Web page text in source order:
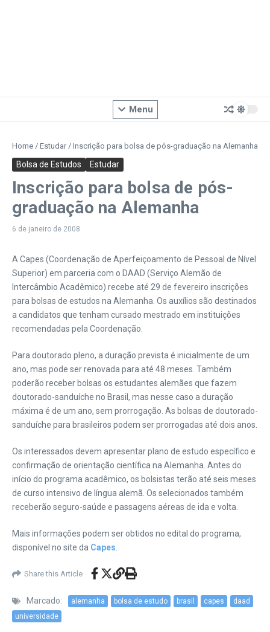
Menu
Home / Estudar / Inscrição para bolsa de pós-graduação na Alemanha
Bolsa de Estudos Estudar
Inscrição para bolsa de pós-
graduação na Alemanha
6 de janeiro de 2008
A Capes (Coordenação de Aperfeiçoamento de Pessoal de Nível
Superior) em parceria com o DAAD (Serviço Alemão de
Intercâmbio Acadêmico) recebe até 29 de fevereiro inscrições
para bolsas de estudos na Alemanha. Os auxílios são destinados
a candidatos que tenham cursado mestrado em instituições
recomendadas pela Coordenação.
Para doutorado pleno, a duração prevista é inicialmente de um
ano, mas pode ser renovada para até 48 meses. Também
poderão receber bolsas os estudantes alemães que fazem
doutorado-sanduíche no Brasil, mas nesse caso a duração
máxima é de um ano, sem prorrogação. As bolsas de doutorado-
sanduíche para brasileiros podem ser prorrogadas até dois anos.
Os interessados devem apresentar plano de estudo específico e
confirmação de orientação científica na Alemanha. Antes do
início do programa acadêmico, os bolsistas terão até seis meses
de curso intensivo de língua alemã. Os selecionados também
receberão seguro-saúde e passagens aéreas de ida e volta.
Mais informações podem ser obtidos no edital do programa,
disponível no site da Capes
Share this Article
Marcado: alemanha bolsa de estudo brasil capes
daad
universidade